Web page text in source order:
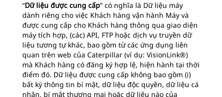
“Dữ liệu được cung cấp” có nghĩa là Dữ liệu máy
dành riêng cho việc Khách hàng vận hành Máy và
được cung cấp cho Khách hàng thông qua giao diện
máy tích hợp, (các) API, FTP hoặc dịch vụ truyền dữ
liệu tương tự khác, bao gồm từ các ứng dụng liên
quan trên web của Caterpillar (ví dụ: VisionLink®)
mà Khách hàng có đăng ký hợp lệ, hiện hành tại thời
điểm đó. Dữ liệu được cung cấp không bao gồm (i)
bất kỳ thông tin bí mật, dữ liệu độc quyền, dữ liệu cá
nhân, bí mật thương mại hoặc dữ liệu nào của